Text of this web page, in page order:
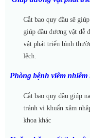
Cắt bao quy đầu sẽ
giúp đầu dương vật dễ
vật phát triển bình
lệch.
Phòng bệnh viêm nhiễm
Cắt bao quy đầu giúp
tránh vi khuẩn xâm
khoa khác